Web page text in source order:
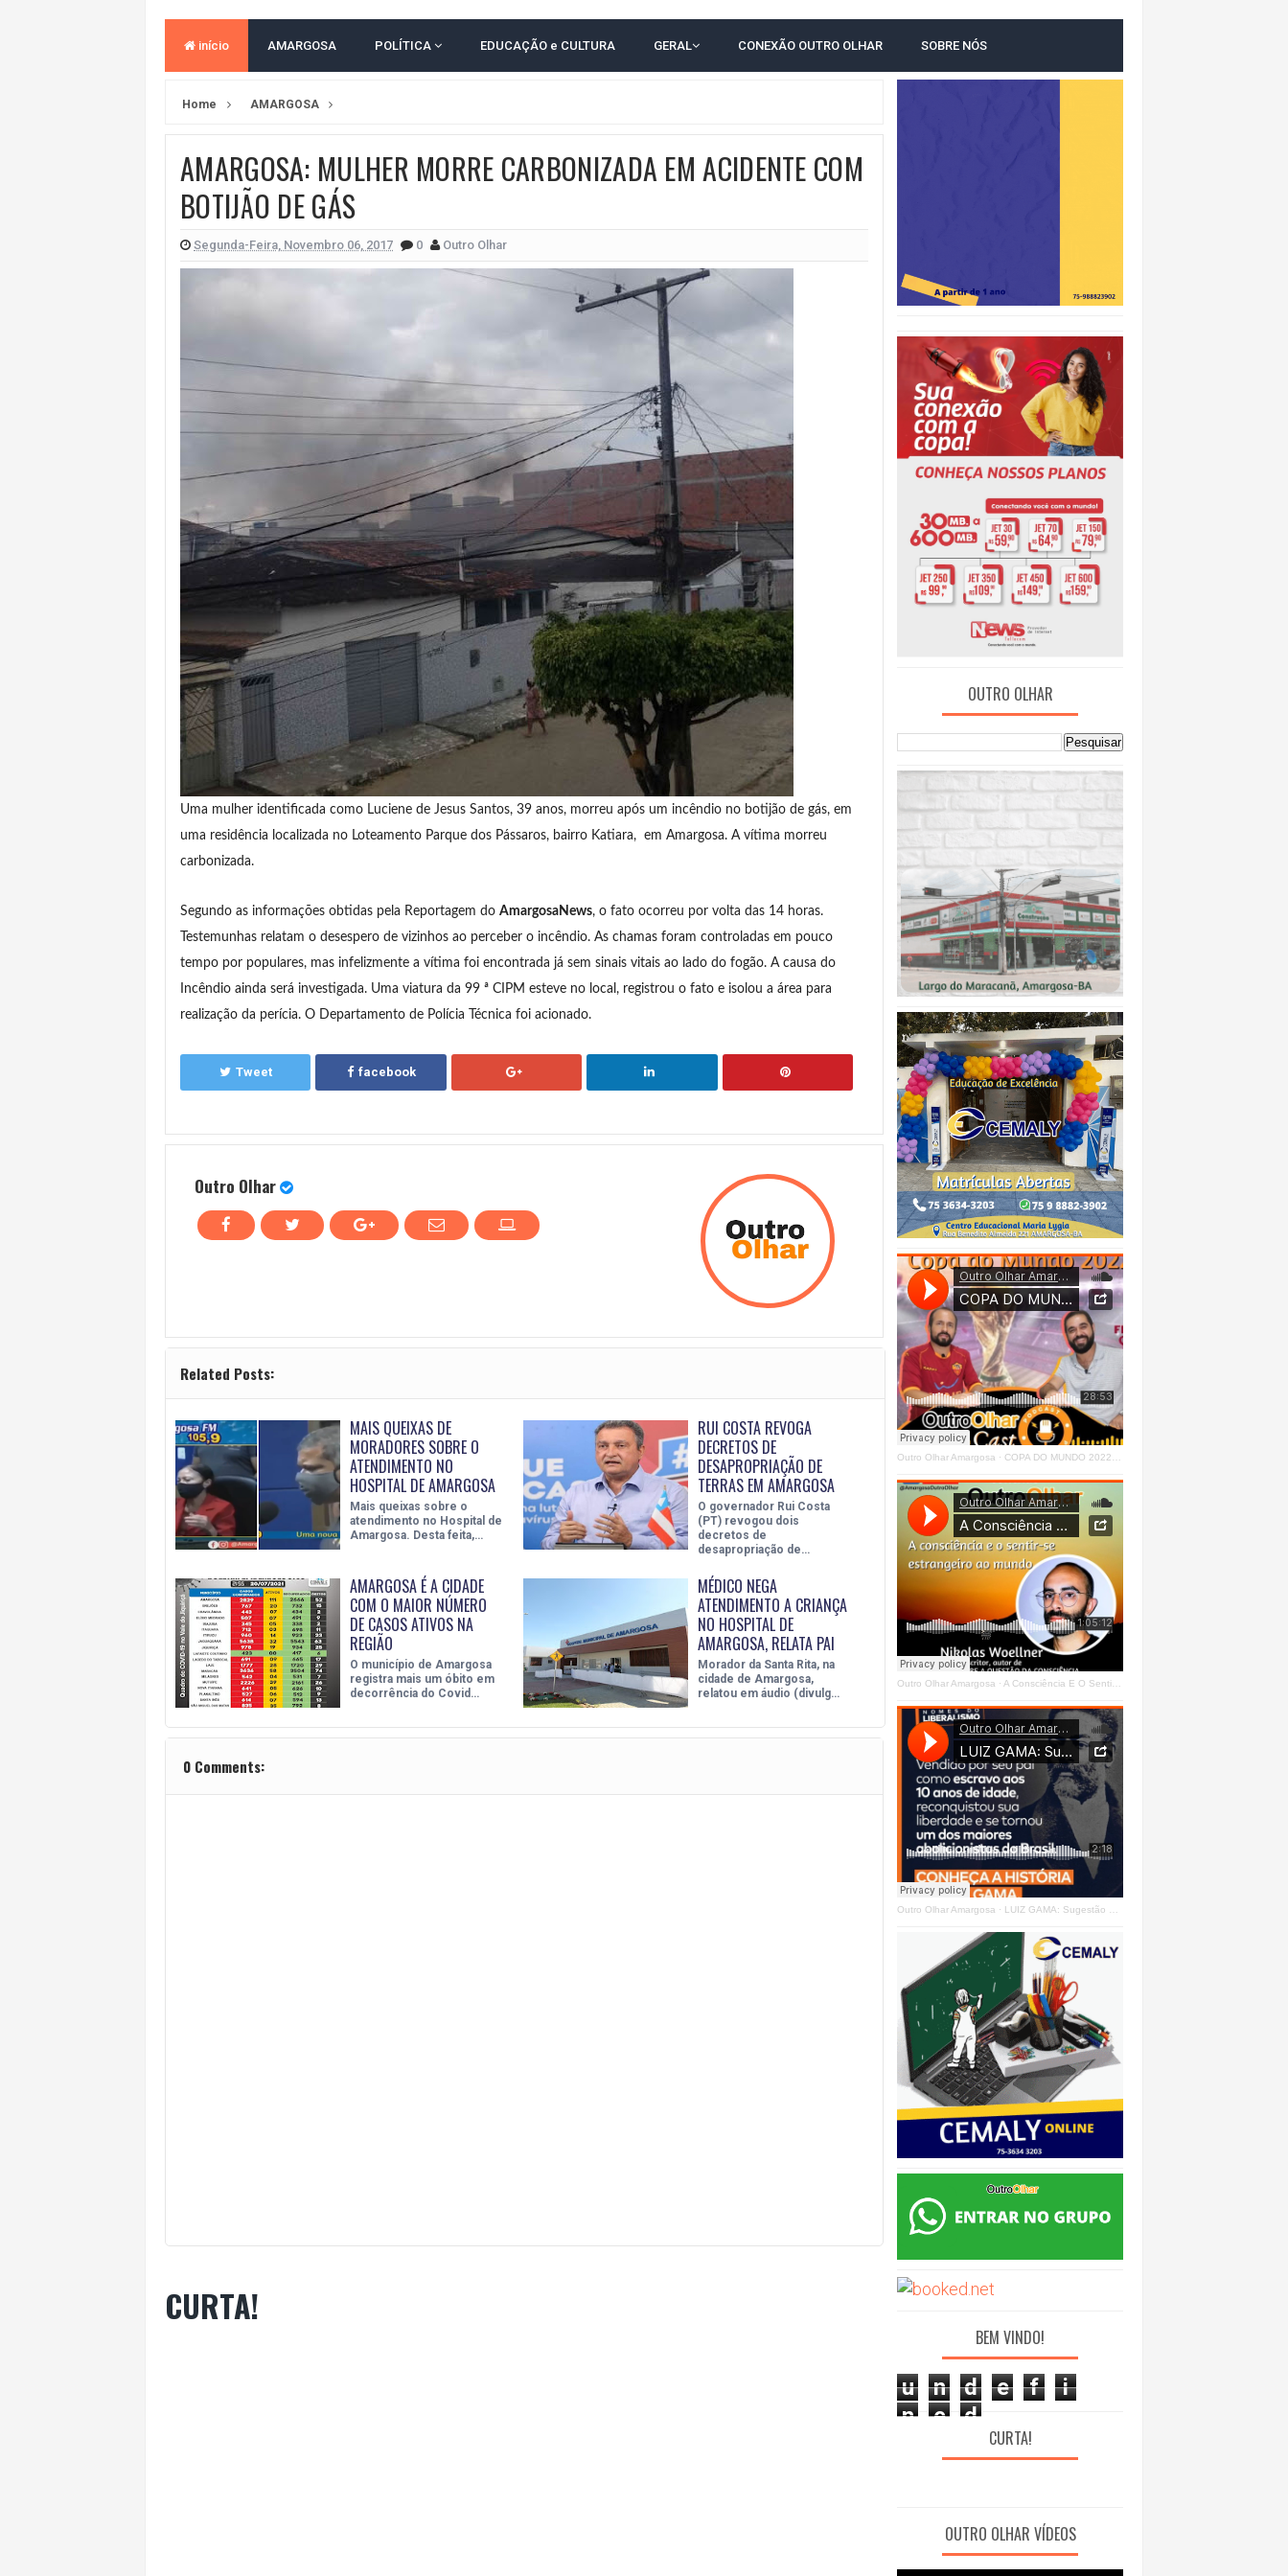
LULA E FLÁVIO BOLSONARO EMPATAM TECNICAMENTE NO 2º TURNO, DIZ PESQUISA
BAHIA E CORINTHIANS EMPATAM EM JOGO PEGADO NA ARENA FONTE NOVA
NO CENTRO DE AMARGOSA, JUSTIÇA ELEITORAL REALIZA SIMULAÇÃO DE VOTAÇÃO
início AMARGOSA POLÍTICA EDUCAÇÃO e CULTURA GERAL CONEXÃO OUTRO OLHAR SOBRE NÓS
Home AMARGOSA
AMARGOSA: MULHER MORRE CARBONIZADA EM ACIDENTE COM
BOTIJÃO DE GÁS
Segunda-Feira, Novembro 06, 2017 0 Outro Olhar
Uma mulher identificada como Luciene de Jesus Santos, 39 anos, morreu após um incêndio no botijão de gás, em
uma residência localizada no Loteamento Parque dos Pássaros, bairro Katiara, em Amargosa. A vítima morreu
carbonizada.
Segundo as informações obtidas pela Reportagem do AmargosaNews, o fato ocorreu por volta das 14 horas.
Testemunhas relatam o desespero de vizinhos ao perceber o incêndio. As chamas foram controladas em pouco
tempo por populares, mas infelizmente a vítima foi encontrada já sem sinais vitais ao lado do fogão. A causa do
Incêndio ainda será investigada. Uma viatura da 99 ª CIPM esteve no local, registrou o fato e isolou a área para
realização da perícia. O Departamento de Polícia Técnica foi acionado.
Tweet facebook
Outro Olhar
Related Posts:
MAIS QUEIXAS DE
MORADORES SOBRE O
ATENDIMENTO NO
HOSPITAL DE AMARGOSA
Mais queixas sobre o
atendimento no Hospital de
Amargosa. Desta feita,…
RUI COSTA REVOGA
DECRETOS DE
DESAPROPRIAÇÃO DE
TERRAS EM AMARGOSA
O governador Rui Costa
(PT) revogou dois
decretos de
desapropriação de…
AMARGOSA É A CIDADE
COM O MAIOR NÚMERO
DE CASOS ATIVOS NA
REGIÃO
O município de Amargosa
registra mais um óbito em
decorrência do Covid…
MÉDICO NEGA
ATENDIMENTO A CRIANÇA
NO HOSPITAL DE
AMARGOSA, RELATA PAI
Morador da Santa Rita, na
cidade de Amargosa,
relatou em áudio (divulg…
0 Comments:
CURTA!
OUTRO OLHAR
Outro Olhar Amargosa · COPA DO MUNDO 2022 - OUTRO OLHAR CAST #O1 Right
Outro Olhar Amargosa · A Consciência E O Sentir - Se Estrangeiro Ao Mundo
Outro Olhar Amargosa · LUIZ GAMA: Sugestão Outro Olhar
BEM VINDO!
u n d e f
i
n
e d
CURTA!
OUTRO OLHAR VÍDEOS